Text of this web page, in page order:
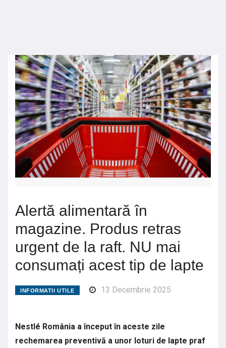
Alertă alimentară în
magazine. Produs retras
urgent de la raft. NU mai
consumați acest tip de lapte
INFORMATII UTILE 13 Decembrie 2025
Nestlé România a început în aceste zile
rechemarea preventivă a unor loturi de lapte praf